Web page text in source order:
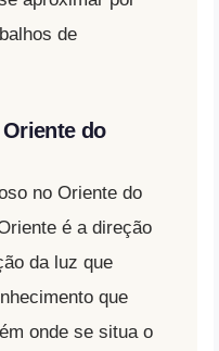
de
do
no Oriente do
é a direção
da luz que
que
onde se situa o